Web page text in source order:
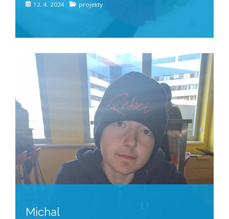
12. 4. 2024 projekty
Michal